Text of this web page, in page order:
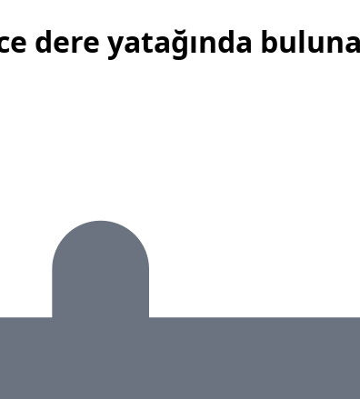
dere yatağında